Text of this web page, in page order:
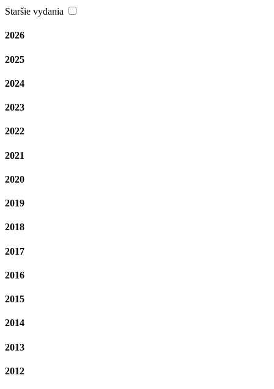
Staršie vydania
2026
2025
2024
2023
2022
2021
2020
2019
2018
2017
2016
2015
2014
2013
2012